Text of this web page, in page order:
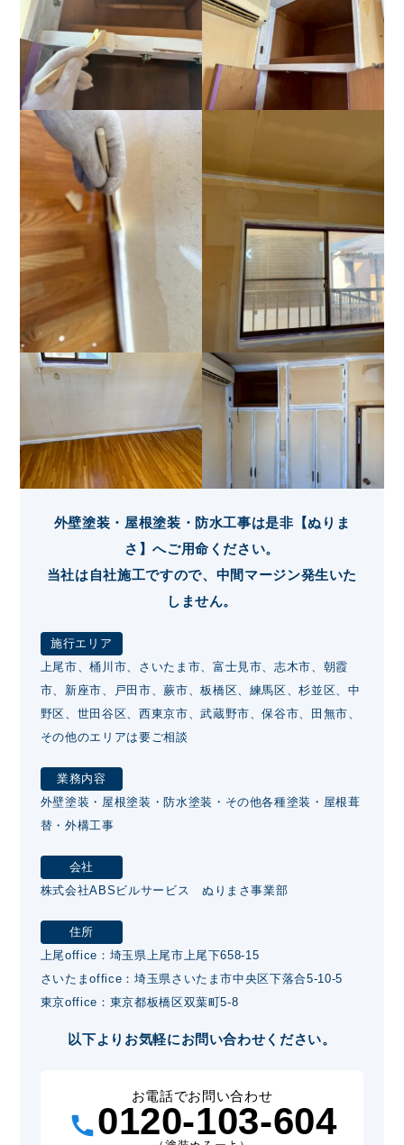
外壁塗装・屋根塗装・防水工事は是非【ぬりま
さ】へご用命ください。
当社は自社施工ですので、中間マージン発生いた
しません。
施行エリア
上尾市、桶川市、さいたま市、富士見市、志木市、朝霞
市、新座市、戸田市、蕨市、板橋区、練馬区、杉並区、中
野区、世田谷区、西東京市、武蔵野市、保谷市、田無市、
その他のエリアは要ご相談
業務内容
外壁塗装・屋根塗装・防水塗装・その他各種塗装・屋根葺
替・外構工事
会社
株式会社ABSビルサービス ぬりまさ事業部
住所
上尾office：埼玉県上尾市上尾下658-15
さいたまoffice：埼玉県さいたま市中央区下落合5-10-5
東京office：東京都板橋区双葉町5-8
以下よりお気軽にお問い合わせください。
お電話でお問い合わせ
0120-103-604